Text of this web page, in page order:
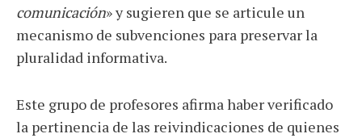
comunicación» y sugieren que se articule un
mecanismo de subvenciones para preservar la
pluralidad informativa.
Este grupo de profesores afirma haber verificado
la pertinencia de las reivindicaciones de quienes